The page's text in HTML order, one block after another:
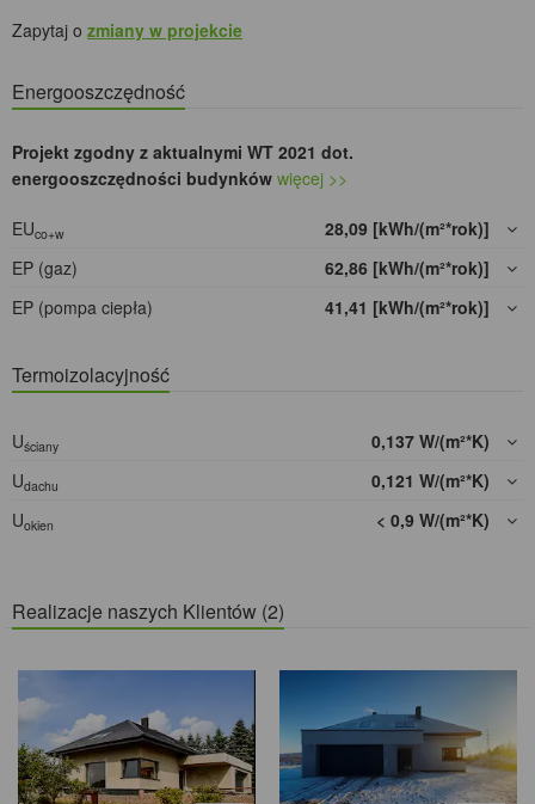
Zapytaj o zmiany w projekcie
Energooszczędność
Projekt zgodny z aktualnymi WT 2021 dot.
energooszczędności budynków więcej >>
EUco+w
28,09 [kWh/(m²*rok)]
EP (gaz)
62,86 [kWh/(m²*rok)]
EP (pompa ciepła)
41,41 [kWh/(m²*rok)]
Termoizolacyjność
Uściany
0,137 W/(m²*K)
Udachu
0,121 W/(m²*K)
Uokien < 0,9 W/(m²*K)
Realizacje naszych Klientów (2)